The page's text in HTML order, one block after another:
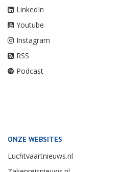
LinkedIn
Youtube
Instagram
RSS
Podcast
ONZE WEBSITES
Luchtvaartnieuws.nl